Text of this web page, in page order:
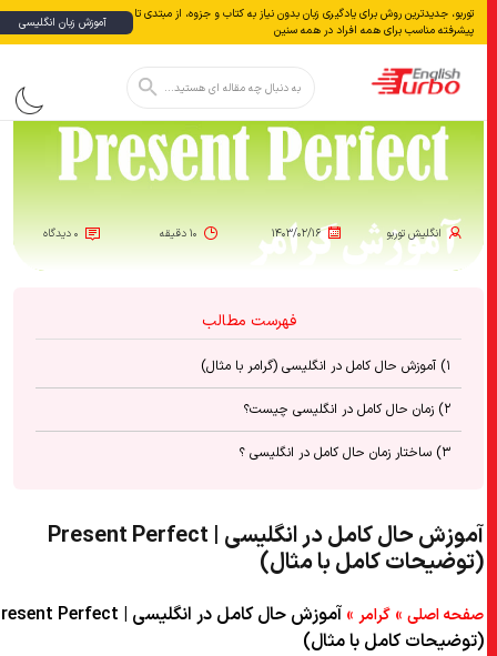
توربو، جدیدترین روش برای یادگیری زبان بدون نياز به كتاب و جزوه، از مبتدی تا
پیشرفته مناسب برای همه افراد در همه سنین
آموزش زبان انگلیسی
برای:
انگلیش‌ توربو ۱۴۰۳/۰۲/۱۶ ۱۰ دقیقه ۰ دیدگاه
فهرست مطالب
۵) زمان حال کامل در انگلیسی: منفی
۷) زمان حال کامل در انگلیسی: قید‌ها
آموزش حال کامل در انگلیسی | Present Perfect
(توضیحات کامل با مثال)
صفحه اصلی»گرامر»
آموزش حال کامل در انگلیسی | Present Perfect
(توضیحات کامل با مثال)